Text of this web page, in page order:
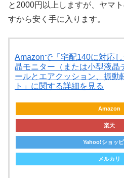
と2000円以上しますが、ヤマ
すから安く手に入ります。
Amazonで「宅配140に対応
晶モニター（または小型液晶
ールとエアクッション、振動
ト」に関する詳細を見る
Amazon
楽天
Yahoo!ショッ
メルカリ